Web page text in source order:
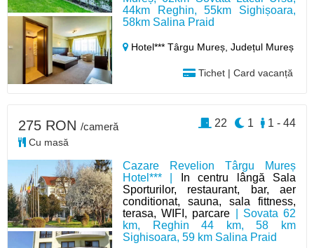
44km Reghin, 55km Sighișoara,
58km Salina Praid
Hotel*** Târgu Mureș,Județul Mureș
Tichet | Card vacanță
Cazare Revelion Târgu Mureș
Hotel*** |
In centru lângă Sala
Sporturilor, restaurant, bar, aer
conditionat, sauna, sala fittness,
terasa, WIFI, parcare | Sovata 62
km, Reghin 44 km, 58 km
Sighisoara, 59 km Salina Praid
275 RON /cameră
Cu masă
1 - 44
1
22